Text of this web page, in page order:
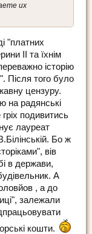
их
"платних
ІІ та їхнім
історію
Після того було
цензуру.
на радянські
подивитись
лауреат
Бо ж
вів
в держави,
А
, а до
залежали
кошти.